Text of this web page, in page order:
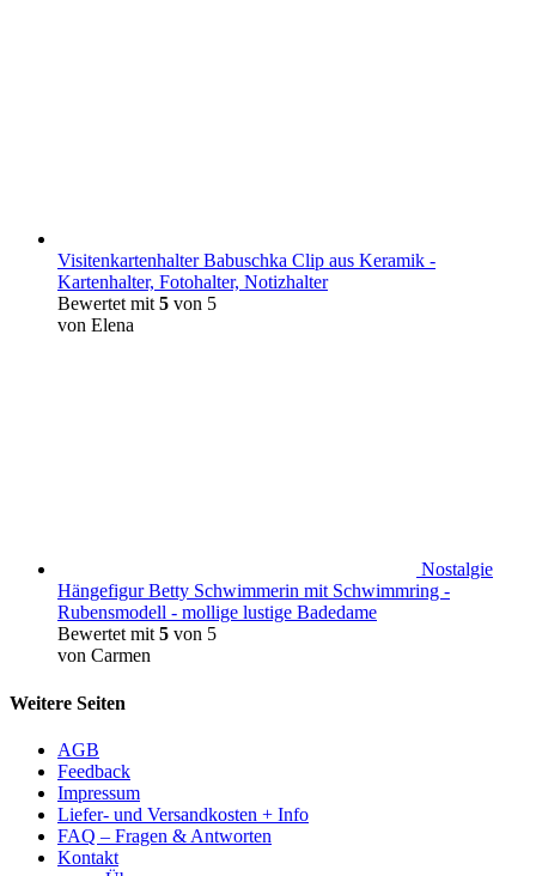
Visitenkartenhalter Babuschka Clip aus Keramik -
Kartenhalter, Fotohalter, Notizhalter
Bewertet mit 5 von 5
von Elena
Nostalgie
Hängefigur Betty Schwimmerin mit Schwimmring -
Rubensmodell - mollige lustige Badedame
Bewertet mit 5 von 5
von Carmen
Weitere Seiten
AGB
Feedback
Impressum
Liefer- und Versandkosten + Info
FAQ – Fragen & Antworten
Kontakt